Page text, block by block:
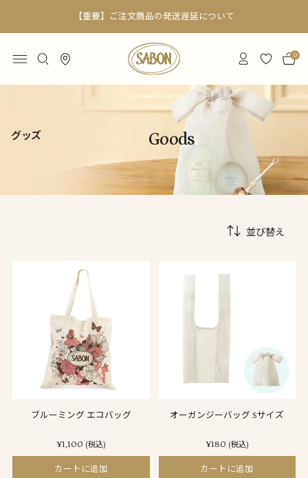
【重要】ご注文商品の発送遅延について
0
グッズ Goods
並び替え
ブルーミング エコバッグ
¥1,100 (税込)
カートに追加
オーガンジーバッグ Sサイズ
¥180 (税込)
カートに追加